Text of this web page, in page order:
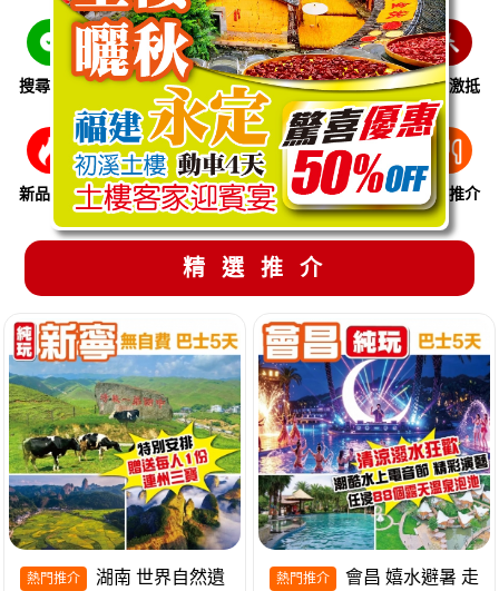
搜尋線路 跨省巴士 即時特惠 休閒娛樂 會員激抵
新品推介 季節限定 溫泉養生 買一送一 美食推介
精選推介
熱門推介 熱門推介